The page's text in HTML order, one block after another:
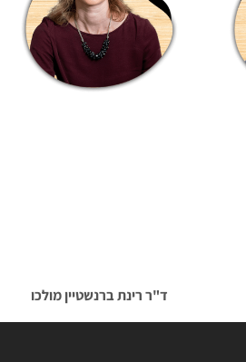
ד"ר רינת ברנשטיין מולכו